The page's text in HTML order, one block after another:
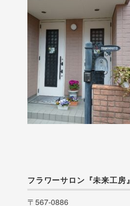
フラワーサロン『未来工房』
〒567-0886